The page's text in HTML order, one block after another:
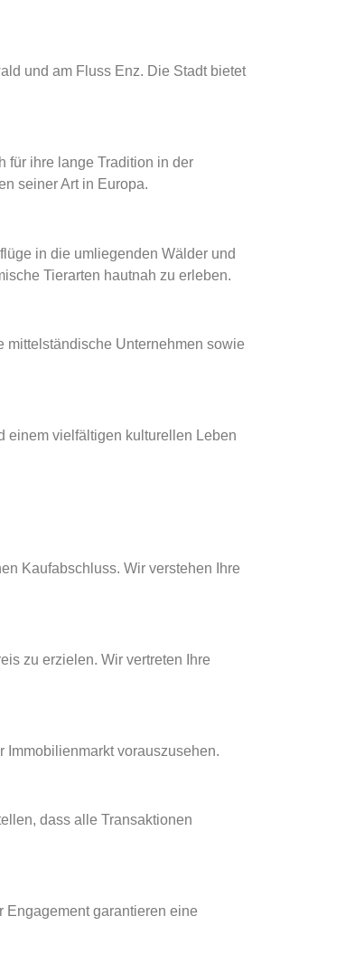
und am Fluss Enz. Die Stadt bietet
für ihre lange Tradition in der
seiner Art in Europa.
in die umliegenden Wälder und
Tierarten hautnah zu erleben.
mittelständische Unternehmen sowie
einem vielfältigen kulturellen Leben
Kaufabschluss. Wir verstehen Ihre
zu erzielen. Wir vertreten Ihre
Immobilienmarkt vorauszusehen.
dass alle Transaktionen
Engagement garantieren eine